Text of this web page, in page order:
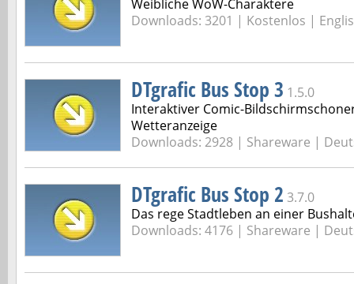
Weibliche WoW-Charaktere
Downloads: 3201 | Kostenlos |
DTgrafic Bus Stop 3 1.5.0
Interaktiver Comic-
Wetteranzeige
Downloads: 2928 | Shareware |
DTgrafic Bus Stop 2 3.7.0
Das rege Stadtleben an einer
Downloads: 4176 | Shareware |